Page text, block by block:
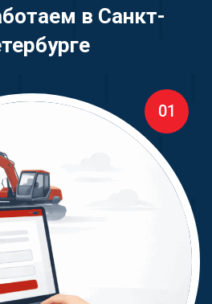
в Санкт-
01